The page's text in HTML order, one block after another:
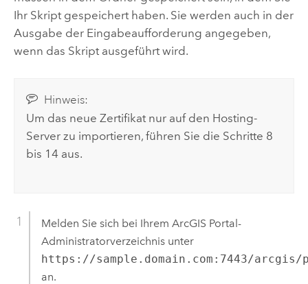
Ihr Skript gespeichert haben. Sie werden auch in der
Ausgabe der Eingabeaufforderung angegeben,
wenn das Skript ausgeführt wird.
Hinweis:
Um das neue Zertifikat nur auf den Hosting-
Server zu importieren, führen Sie die Schritte 8
bis 14 aus.
Melden Sie sich bei Ihrem ArcGIS Portal-
Administratorverzeichnis unter
https://sample.domain.com:7443/arcgis/
an.